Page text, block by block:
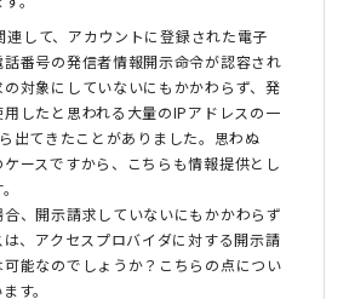
連して、アカウントに登録された電子
番号の発信者情報開示命令が認容され
対象にしていないにもかかわらず、発
したと思われる大量のIPアドレスの一
出てきたことがありました。思わぬ
ケースですから、こちらも情報提供とし
、開示請求していないにもかかわらず
、アクセスプロバイダに対する開示請
能なのでしょうか？こちらの点につい
す。